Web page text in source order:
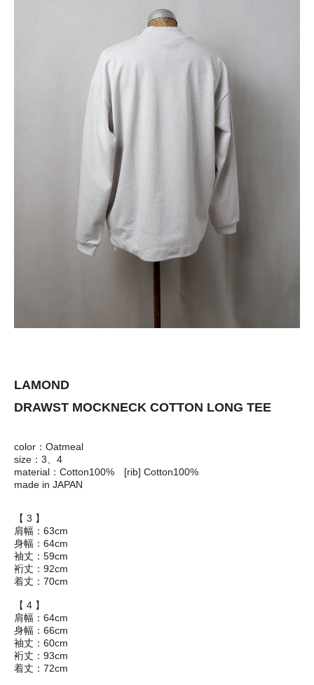
LAMOND
DRAWST MOCKNECK COTTON LONG TEE
color：Oatmeal
size：3、4
material：Cotton100% [rib] Cotton100%
made in JAPAN
【 3 】
肩幅：63cm
身幅：64cm
袖丈：59cm
裄丈：92cm
着丈：70cm
【 4 】
肩幅：64cm
身幅：66cm
袖丈：60cm
裄丈：93cm
着丈：72cm